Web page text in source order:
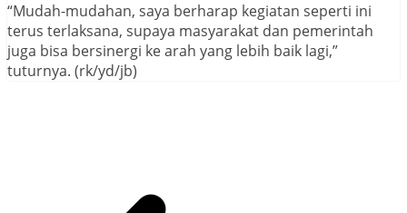
“Mudah-mudahan, saya berharap kegiatan seperti ini
terus terlaksana, supaya masyarakat dan pemerintah
juga bisa bersinergi ke arah yang lebih baik lagi,”
tuturnya. (rk/yd/jb)